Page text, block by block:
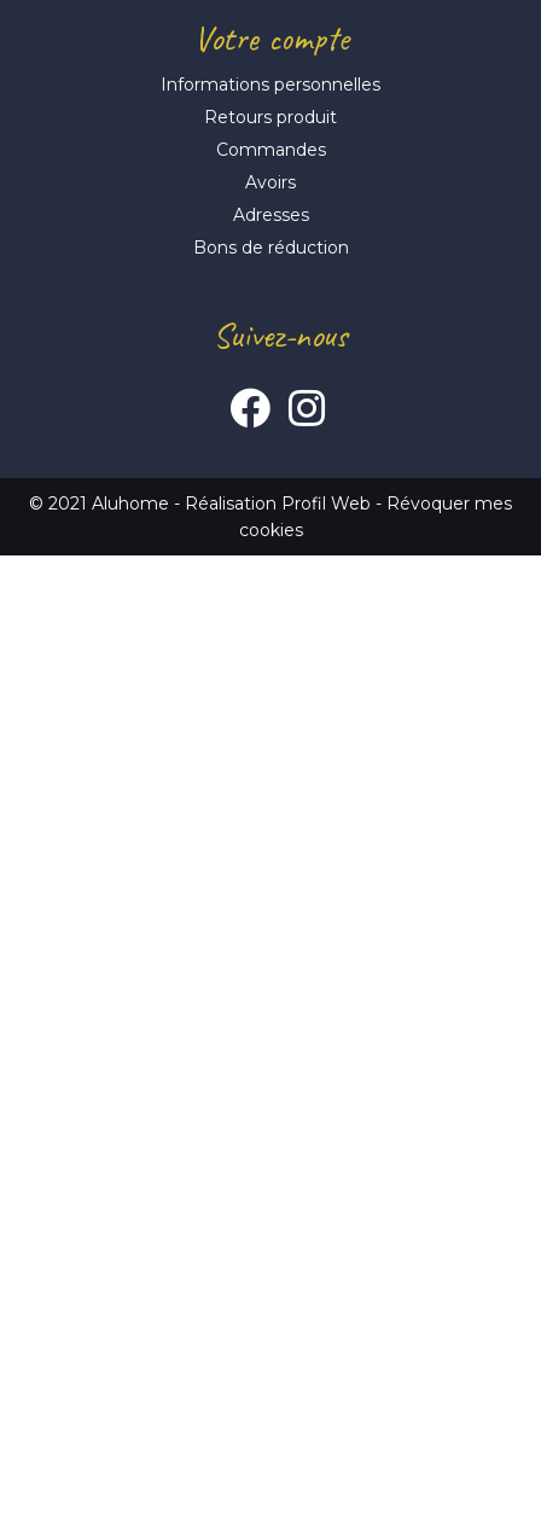
Votre compte
Informations personnelles
Retours produit
Commandes
Avoirs
Adresses
Bons de réduction
Suivez-nous
© 2021 Aluhome - Réalisation Profil Web - Révoquer mes
cookies